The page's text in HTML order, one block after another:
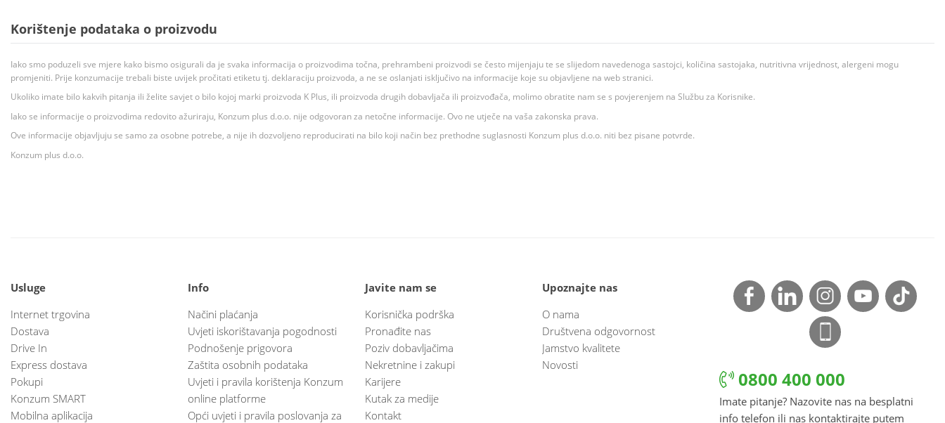
Korištenje podataka o proizvodu
Iako smo poduzeli sve mjere kako bismo osigurali da je svaka informacija o proizvodima točna, prehrambeni proizvodi se često mijenjaju te se slijedom navedenoga sastojci, količina sastojaka, nutritivna vrijednost, alergeni mogu
promjeniti. Prije konzumacije trebali biste uvijek pročitati etiketu tj. deklaraciju proizvoda, a ne se oslanjati isključivo na informacije koje su objavljene na web stranici.
Ukoliko imate bilo kakvih pitanja ili želite savjet o bilo kojoj marki proizvoda K Plus, ili proizvoda drugih dobavljača ili proizvođača, molimo obratite nam se s povjerenjem na Službu za Korisnike.
Iako se informacije o proizvodima redovito ažuriraju, Konzum plus d.o.o. nije odgovoran za netočne informacije. Ovo ne utječe na vaša zakonska prava.
Ove informacije objavljuju se samo za osobne potrebe, a nije ih dozvoljeno reproducirati na bilo koji način bez prethodne suglasnosti Konzum plus d.o.o. niti bez pisane potvrde.
Konzum plus d.o.o.
Usluge
Internet trgovina
Dostava
Drive In
Express dostava
Pokupi
Konzum SMART
Mobilna aplikacija
Info
Načini plaćanja
Uvjeti iskorištavanja pogodnosti
Podnošenje prigovora
Zaštita osobnih podataka
Uvjeti i pravila korištenja Konzum
online platforme
Opći uvjeti i pravila poslovanja za
Javite nam se
Korisnička podrška
Pronađite nas
Poziv dobavljačima
Nekretnine i zakupi
Karijere
Kutak za medije
Kontakt
Upoznajte nas
O nama
Društvena odgovornost
Jamstvo kvalitete
Novosti
0800 400 000
Imate pitanje? Nazovite nas na besplatni
info telefon ili nas kontaktirajte putem